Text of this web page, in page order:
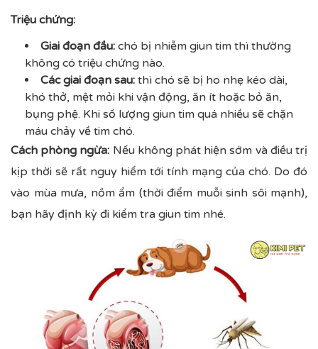
Triệu chứng:
Giai đoạn đầu: chó bị nhiễm giun tim thì thường
không có triệu chứng nào.
Các giai đoạn sau: thì chó sẽ bị ho nhẹ kéo dài,
khó thở, mệt mỏi khi vận động, ăn ít hoặc bỏ ăn,
bụng phệ. Khi số lượng giun tim quá nhiều sẽ chặn
máu chảy về tim chó.
Cách phòng ngừa: Nếu không phát hiện sớm và điều trị
kịp thời sẽ rất nguy hiểm tới tính mạng của chó. Do đó
vào mùa mưa, nồm ẩm (thời điểm muỗi sinh sôi mạnh),
bạn hãy định kỳ đi kiểm tra giun tim nhé.